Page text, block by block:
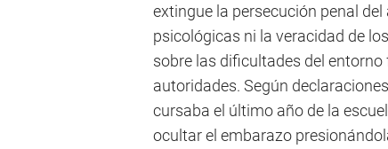
extingue la persecución penal
psicológicas ni la veracidad de
sobre las dificultades del
autoridades. Según
cursaba el último año de la
ocultar el embarazo